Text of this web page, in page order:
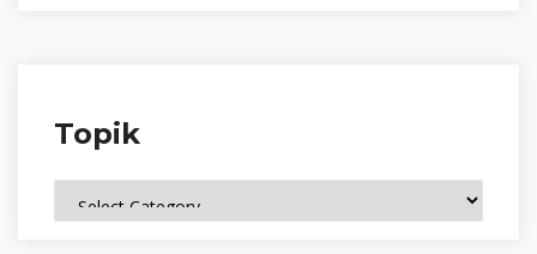
Topik